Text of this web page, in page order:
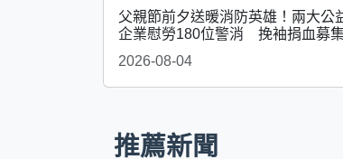
父親節前夕送暖消防英雄！兩大公
企業慰勞180位警消 挽袖捐血募
2026-08-04
推薦新聞